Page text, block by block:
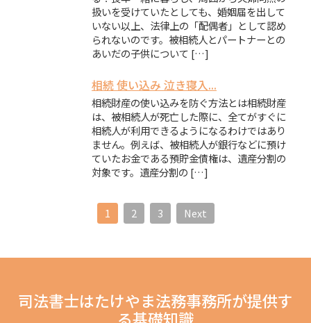
扱いを受けていたとしても、婚姻届を出して
いない以上、法律上の「配偶者」として認め
られないのです。被相続人とパートナーとの
あいだの子供について […]
相続 使い込み 泣き寝入...
相続財産の使い込みを防ぐ方法とは相続財産
は、被相続人が死亡した際に、全てがすぐに
相続人が利用できるようになるわけではあり
ません。例えば、被相続人が銀行などに預け
ていたお金である預貯金債権は、遺産分割の
対象です。遺産分割の […]
1 2 3 Next
司法書士はたけやま法務事務所が提供す
る基礎知識